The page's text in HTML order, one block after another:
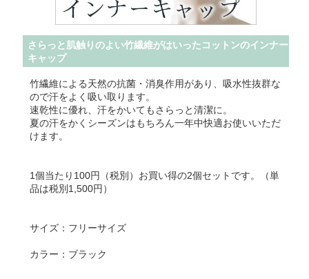
さらっと肌触りのよい竹繊維がはいったコットンのインナー
キャップ
竹繊維による天然の抗菌・消臭作用があり、吸水性抜群な
ので汗をよく吸い取ります。
速乾性に優れ、汗をかいてもさらっと清潔に。
夏の汗をかくシーズンはもちろん一年中快適お使いいただ
けます。
1個当たり100円（税別）お買い得の2個セットです。（単
品は税別1,500円）
サイズ：フリーサイズ
カラー：ブラック